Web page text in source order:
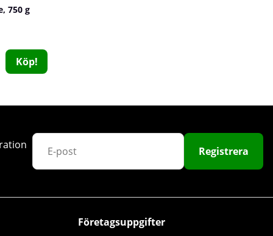
399 kr Köp!
750 g
Köp!
Registrera
Företagsuppgifter